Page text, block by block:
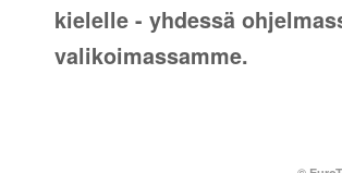
kielelle - yhdessä
valikoimassamme.